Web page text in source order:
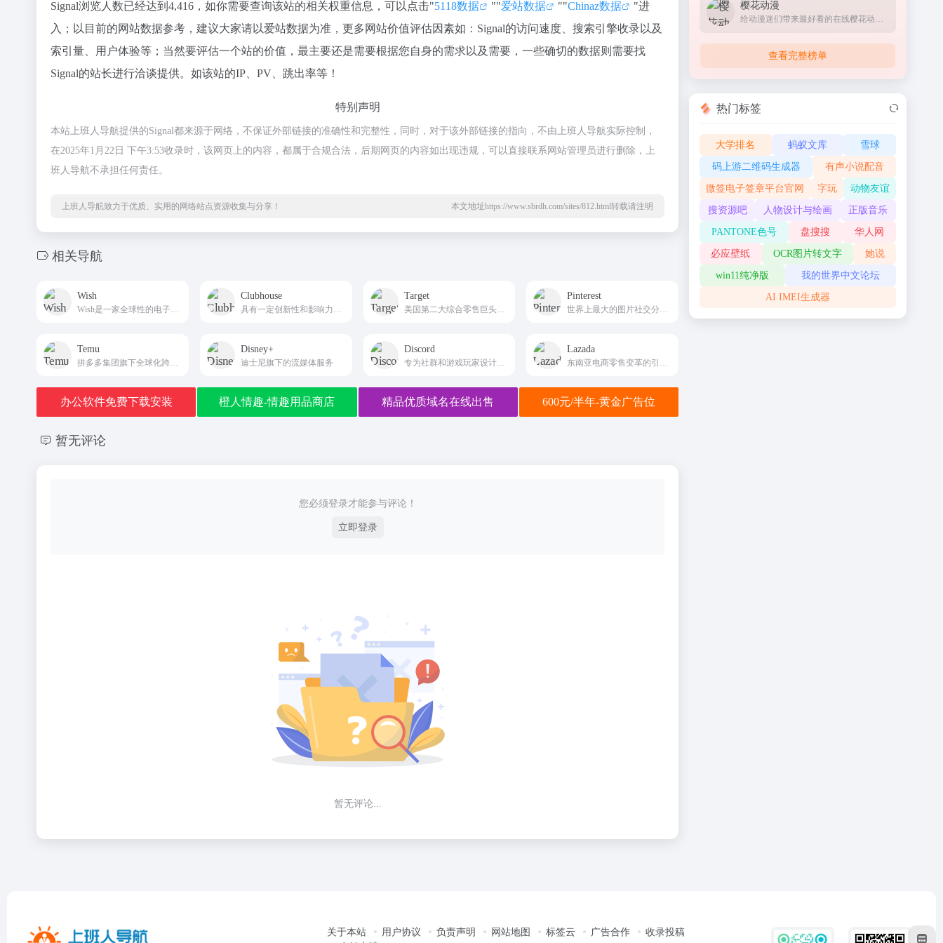
Signal浏览人数已经达到4,416，如你需要查询该站的相关权重信息，可以点击"5118数据 ""爱站数据 ""Chinaz数据
"进
入；以目前的网站数据参考，建议大家请以爱站数据为准，更多网站价值评估因素如：Signal的访问速度、搜索引擎收录以及
索引量、用户体验等；当然要评估一个站的价值，最主要还是需要根据您自身的需求以及需要，一些确切的数据则需要找
Signal的站长进行洽谈提供。如该站的IP、PV、跳出率等！
特别声明
本站上班人导航提供的Signal都来源于网络，不保证外部链接的准确性和完整性，同时，对于该外部链接的指向，不由上班人导航实际控制，
在2025年1月22日 下午3:53收录时，该网页上的内容，都属于合规合法，后期网页的内容如出现违规，可以直接联系网站管理员进行删除，上
班人导航不承担任何责任。
上班人导航致力于优质、实用的网络站点资源收集与分享！ 本文地址https://www.sbrdh.com/sites/812.html转载请注明
相关导航
Wish Clubhouse Target
美国第二大综合零售巨头官方线上商城
Pinterest
Temu Disney+
迪士尼旗下的流媒体服务
Discord
专为社群和游戏玩家设计的即时通讯应用，提供文字、语音和视频聊天功能
Lazada
办公软件免费下载安装 橙人情趣-情趣用品商店 精品优质域名在线出售 600元/半年-黄金广告位
暂无评论
您必须登录才能参与评论！
立即登录
暂无评论...
樱花动漫
给动漫迷们带来最好看的在线樱花动漫站
查看完整榜单
热门标签
大学排名 蚂蚁文库 雪球
码上游二维码生成器 有声小说配音
微签电子签章平台官网 字玩 动物友谊
搜资源吧 人物设计与绘画 正版音乐
PANTONE色号 盘搜搜 华人网
必应壁纸 OCR图片转文字 她说
win11纯净版 我的世界中文论坛
AI IMEI生成器
关于本站 用户协议 负责声明 网站地图 标签云 广告合作
收录投稿